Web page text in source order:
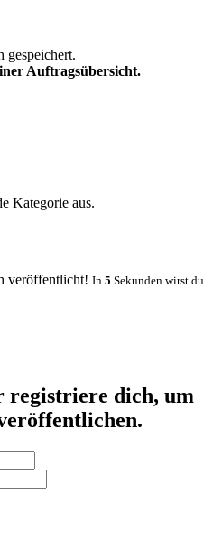
gespeichert.
Auftragsübersicht.
Kategorie aus.
veröffentlicht! In 5 Sekunden wirst du
registriere dich, um